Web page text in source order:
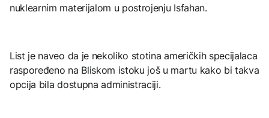
nuklearnim materijalom u postrojenju Isfahan.
List je naveo da je nekoliko stotina američkih specijalaca
raspoređeno na Bliskom istoku još u martu kako bi takva
opcija bila dostupna administraciji.